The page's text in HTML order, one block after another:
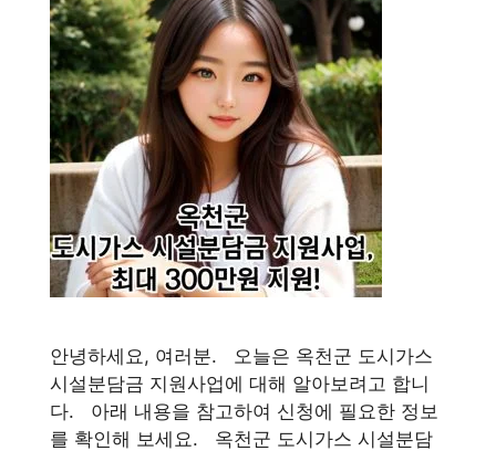
안녕하세요, 여러분. 오늘은 옥천군 도시가스
시설분담금 지원사업에 대해 알아보려고 합니
다. 아래 내용을 참고하여 신청에 필요한 정보
를 확인해 보세요. 옥천군 도시가스 시설분담